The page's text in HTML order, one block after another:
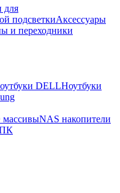
для
подсветкиАксессуары
и переходники
DELLНоутбуки
NAS накопители
ПК